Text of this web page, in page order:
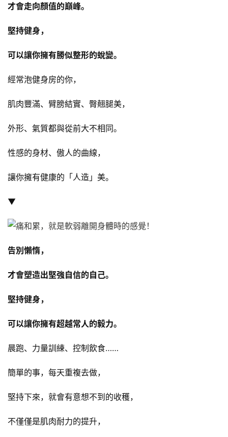
脂
才會走向顏值的巔峰。
堅持健身，
可以讓你擁有勝似整形的蛻變。
經常泡健身房的你，
肌肉豐滿、臂膀結實、臀翹腿美，
外形、氣質都與從前大不相同。
性感的身材、傲人的曲線，
讓你擁有健康的「人造」美。
▼
告別懶惰，
才會塑造出堅強自信的自己。
堅持健身，
可以讓你擁有超越常人的毅力。
晨跑、力量訓練、控制飲食……
簡單的事，每天重複去做，
堅持下來，就會有意想不到的收穫，
不僅僅是肌肉耐力的提升，